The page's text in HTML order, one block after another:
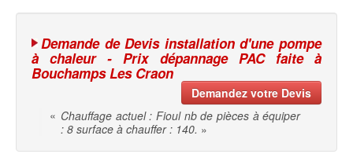
Demande de Devis installation d'une pompe
à chaleur - Prix dépannage PAC faite à
Bouchamps Les Craon
Demandez votre Devis
« Chauffage actuel : Fioul nb de pièces à équiper
: 8 surface à chauffer : 140. »